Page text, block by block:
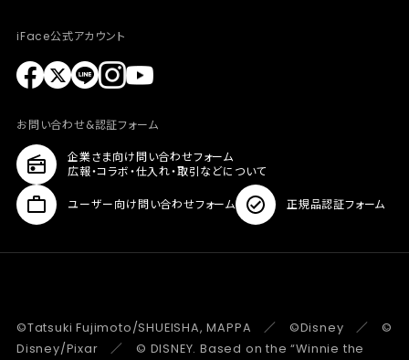
iFace公式アカウント
お問い合わせ&認証フォーム
企業さま向け問い合わせフォーム
広報・コラボ・仕入れ・取引などについて
ユーザー向け問い合わせフォーム 正規品認証フォーム
©Tatsuki Fujimoto/SHUEISHA, MAPPA ／ ©Disney ／ ©
Disney/Pixar ／ © DISNEY. Based on the “Winnie the